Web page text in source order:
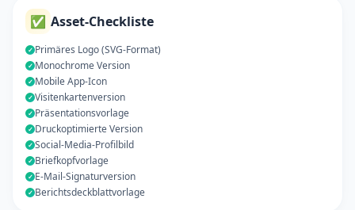
✅ Asset-Checkliste
✓ Primäres Logo (SVG-Format)
✓ Monochrome Version
✓ Mobile App-Icon
✓ Visitenkartenversion
✓ Präsentationsvorlage
✓ Druckoptimierte Version
✓ Social-Media-Profilbild
✓ Briefkopfvorlage
✓ E-Mail-Signaturversion
✓ Berichtsdeckblattvorlage